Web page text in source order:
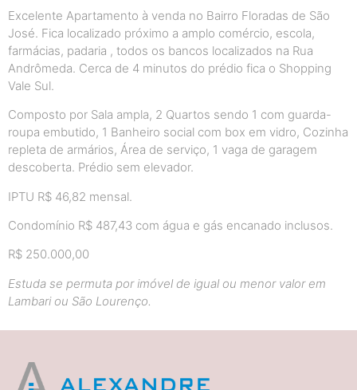
Excelente Apartamento à venda no Bairro Floradas de São
José. Fica localizado próximo a amplo comércio, escola,
farmácias, padaria , todos os bancos localizados na Rua
Andrômeda. Cerca de 4 minutos do prédio fica o Shopping
Vale Sul.
Composto por Sala ampla, 2 Quartos sendo 1 com guarda-
roupa embutido, 1 Banheiro social com box em vidro, Cozinha
repleta de armários, Área de serviço, 1 vaga de garagem
descoberta. Prédio sem elevador.
IPTU R$ 46,82 mensal.
Condomínio R$ 487,43 com água e gás encanado inclusos.
R$ 250.000,00
Estuda se permuta por imóvel de igual ou menor valor em
Lambari ou São Lourenço.